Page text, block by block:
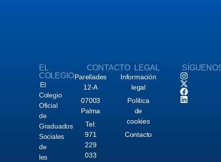
EL
COLEGIO
El
Colegio
Oficial
de
Graduados
Sociales
de
les
CONTACTO
Parellades
12-A
07003
Palma
Tel:
971
229
033
LEGAL
Información
legal
Política
de
cookies
Contacto